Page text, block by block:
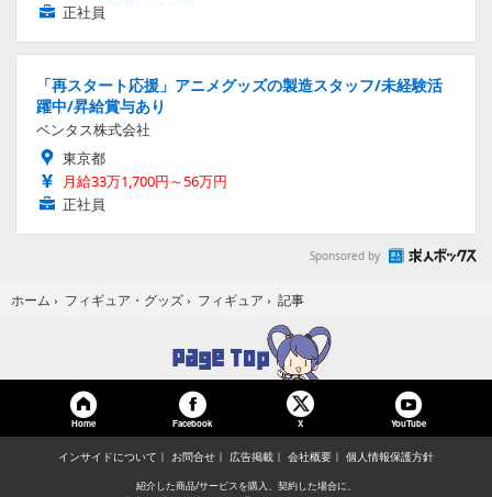
正社員
「再スタート応援」アニメグッズの製造スタッフ/未経験活
躍中/昇給賞与あり
ベンタス株式会社
東京都
月給33万1,700円～56万円
正社員
Sponsored by
ホーム › フィギュア・グッズ › フィギュア › 記事
Home Facebook X YouTube
インサイドについて お問合せ 広告掲載 会社概要 個人情報保護方針
紹介した商品/サービスを購入、契約した場合に、